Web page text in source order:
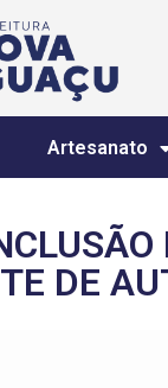
Artesanato
DE